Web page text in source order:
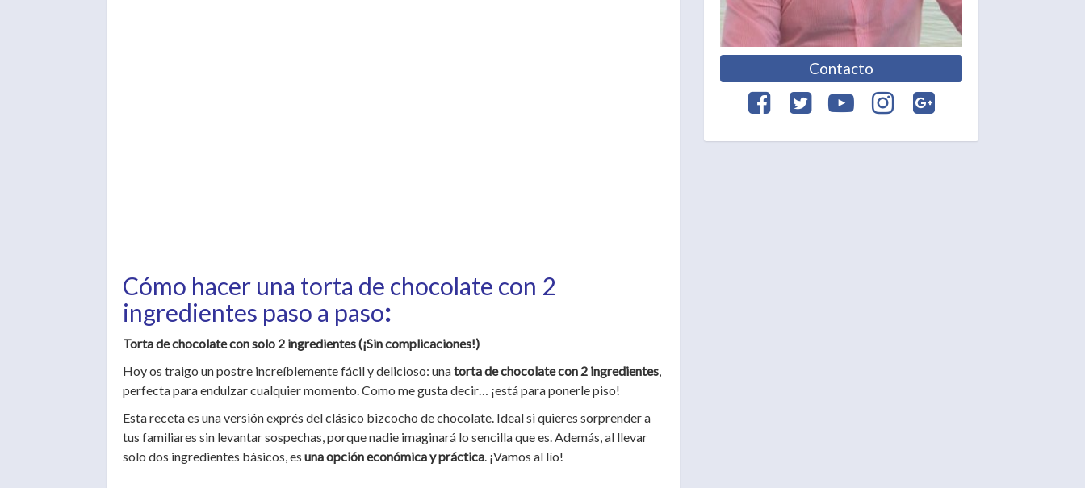
Cómo hacer una torta de chocolate con 2
ingredientes paso a paso:
Torta de chocolate con solo 2 ingredientes (¡Sin complicaciones!)
Hoy os traigo un postre increíblemente fácil y delicioso: unatorta de chocolate con 2 ingredientes
perfecta para endulzar cualquier momento. Como me gusta decir… ¡está para ponerle piso!
Esta receta es una versión exprés del clásico bizcocho de chocolate. Ideal si quieres sorprender a
tus familiares sin levantar sospechas, porque nadie imaginará lo sencilla que es. Además, al llevar
solo dos ingredientes básicos, es una opción económica y práctica . ¡Vamos al lío!
Contacto